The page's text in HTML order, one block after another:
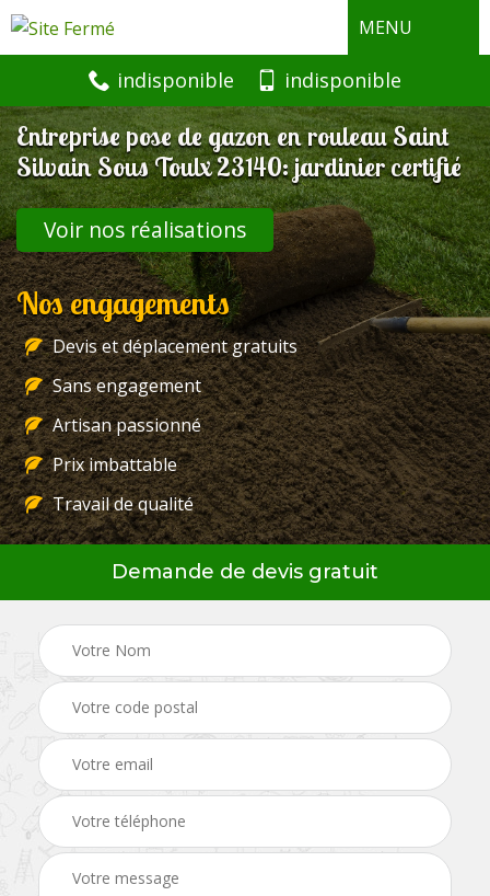
MENU
indisponible indisponible
Entreprise pose de gazon en rouleau Saint
Silvain Sous Toulx 23140: jardinier certifié
Voir nos réalisations
Nos engagements
Devis et déplacement gratuits
Sans engagement
Artisan passionné
Prix imbattable
Travail de qualité
Demande de devis gratuit